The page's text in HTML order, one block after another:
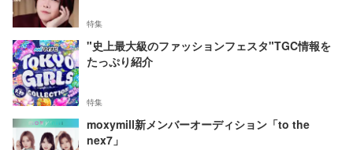
特集
"史上最大級のファッションフェスタ"TGC情報を
たっぷり紹介
特集
moxymill新メンバーオーディション「to the
nex7」